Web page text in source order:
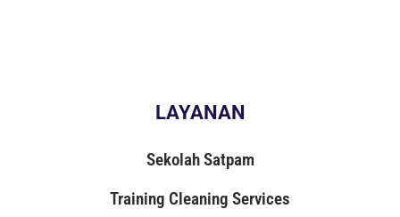
LAYANAN
Sekolah Satpam
Training Cleaning Services